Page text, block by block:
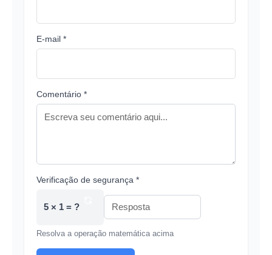
E-mail *
Comentário *
Verificação de segurança *
5 × 1 = ?
Resolva a operação matemática acima